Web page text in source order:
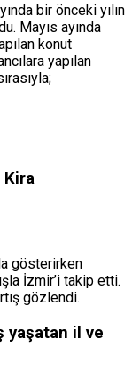
bir önceki yılın
Mayıs ayında
konut
yapılan
Kira
gösterirken
İzmir’i takip etti.
gözlendi.
yaşatan il ve